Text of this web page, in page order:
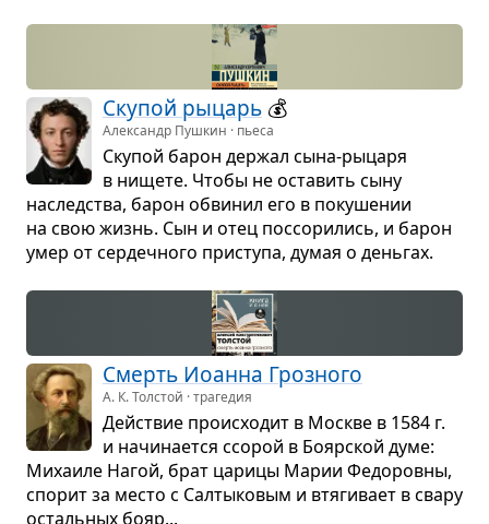
Ску­пой рыцарь 💰
Александр Пушкин · пьеса
Ску­пой барон дер­жал сына-рыцаря
в нищете. Чтобы не оста­вить сыну
наслед­ства, барон обви­нил его в поку­ше­нии
на свою жизнь. Сын и отец поссо­ри­лись, и барон
умер от сер­деч­ного при­ступа, думая о день­гах.
Смерть Иоанна Гроз­ного
А. К. Толстой · трагедия
Действие про­ис­хо­дит в Москве в 1584 г.
и начи­на­ется ссо­рой в Бояр­ской думе:
Миха­иле Нагой, брат царицы Марии Федо­ровны,
спо­рит за место с Сал­ты­ко­вым и втя­ги­вает в свару
осталь­ных бояр...